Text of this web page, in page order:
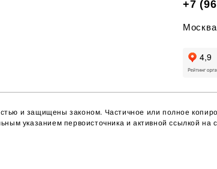
+7
Москва
и защищены законом. Частичное или полное
указанием первоисточника и активной ссылкой на